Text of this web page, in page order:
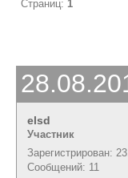
Страниц: 1
elsd
Участник
Зарегистрирован:
Сообщений: 11